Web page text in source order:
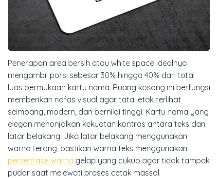
Penerapan area bersih atau white space idealnya
mengambil porsi sebesar 30% hingga 40% dari total
luas permukaan kartu nama. Ruang kosong ini berfungsi
memberikan nafas visual agar tata letak terlihat
seimbang, modern, dan bernilai tinggi. Kartu nama yang
elegan menonjolkan kekuatan kontras antara teks dan
latar belakang. Jika latar belakang menggunakan
warna terang, pastikan warna teks menggunakan
persentase warna gelap yang cukup agar tidak tampak
pudar saat melewati proses cetak massal.